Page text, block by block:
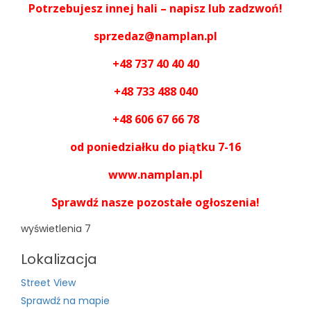
Potrzebujesz innej hali – napisz lub zadzwoń!
sprzedaz@namplan.pl
+48 737 40 40 40
+48 733 488 040
+48 606 67 66 78
od poniedziałku do piątku 7-16
www.namplan.pl
Sprawdź nasze pozostałe ogłoszenia!
wyświetlenia 7
Lokalizacja
Street View
Sprawdź na mapie